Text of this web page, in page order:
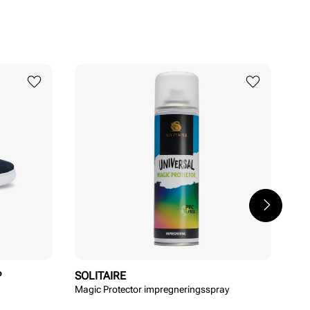
SOLITAIRE
Magic Protector impregneringsspray